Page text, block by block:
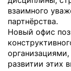
взаимного
партнёрства.
Новый офис
развитии этих